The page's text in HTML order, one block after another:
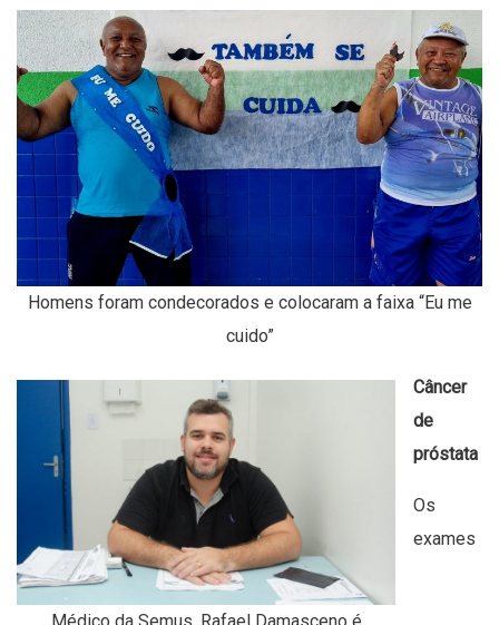
Homens foram condecorados e colocaram a faixa “Eu me
cuido”
Câncer
de
próstata
Os
exames